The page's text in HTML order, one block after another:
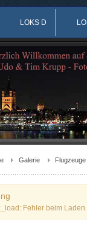
LOKS D
Galerie Flugzeuge
Fehler beim